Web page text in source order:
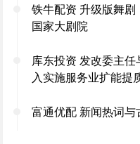
铁牛配资 升级版舞
国家大剧院
库东投资 发改委主
入实施服务业扩能提
富通优配 新闻热词与